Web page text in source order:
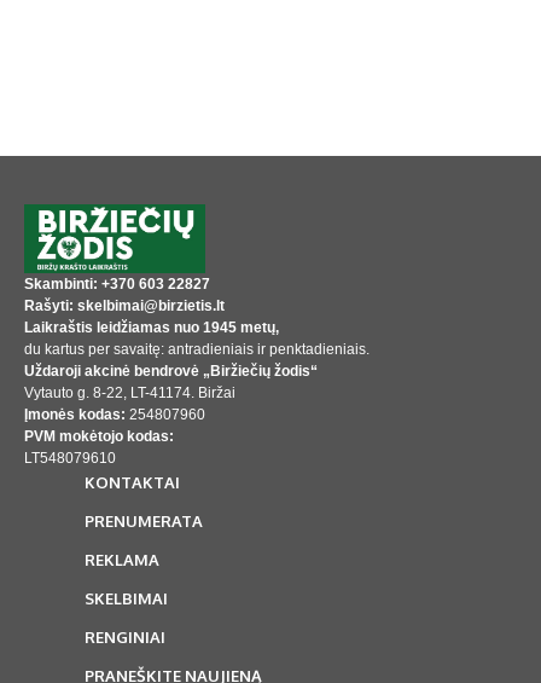
Skambinti: +370 603 22827
Rašyti: skelbimai@birzietis.lt
Laikraštis leidžiamas nuo 1945 metų,
du kartus per savaitę: antradieniais ir penktadieniais.
Uždaroji akcinė bendrovė „Biržiečių žodis“
Vytauto g. 8-22, LT-41174. Biržai
Įmonės kodas: 254807960
PVM mokėtojo kodas:
LT548079610
KONTAKTAI
PRENUMERATA
REKLAMA
SKELBIMAI
RENGINIAI
PRANEŠKITE NAUJIENĄ